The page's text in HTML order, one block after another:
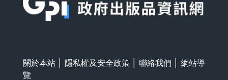
關於本站 隱私權及安全政策 聯絡我們
網站導
覽